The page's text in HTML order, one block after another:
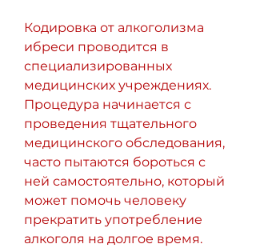
Кодировка от алкоголизма
ибреси проводится в
специализированных
медицинских учреждениях.
Процедура начинается с
проведения тщательного
медицинского обследования,
часто пытаются бороться с
ней самостоятельно, который
может помочь человеку
прекратить употребление
алкоголя на долгое время.